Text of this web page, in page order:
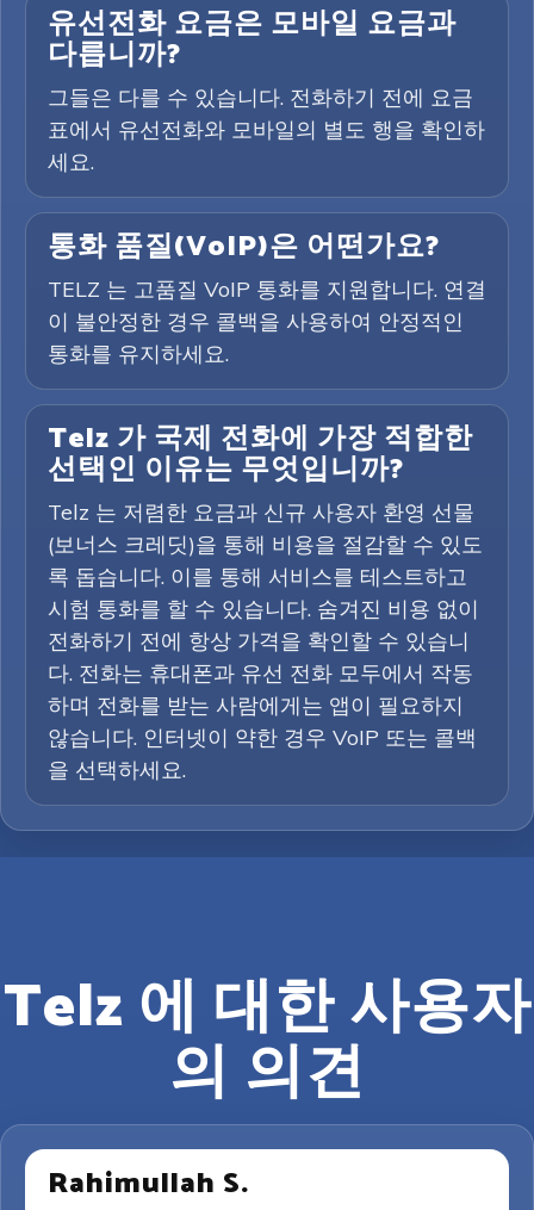
유선전화 요금은 모바일 요금과
다릅니까?
그들은 다를 수 있습니다. 전화하기 전에 요금
표에서 유선전화와 모바일의 별도 행을 확인하
세요.
통화 품질(VoIP)은 어떤가요?
TELZ 는 고품질 VoIP 통화를 지원합니다. 연결
이 불안정한 경우 콜백을 사용하여 안정적인
통화를 유지하세요.
Telz 가 국제 전화에 가장 적합한
선택인 이유는 무엇입니까?
Telz 는 저렴한 요금과 신규 사용자 환영 선물
(보너스 크레딧)을 통해 비용을 절감할 수 있도
록 돕습니다. 이를 통해 서비스를 테스트하고
시험 통화를 할 수 있습니다. 숨겨진 비용 없이
전화하기 전에 항상 가격을 확인할 수 있습니
다. 전화는 휴대폰과 유선 전화 모두에서 작동
하며 전화를 받는 사람에게는 앱이 필요하지
않습니다. 인터넷이 약한 경우 VoIP 또는 콜백
을 선택하세요.
Telz 에 대한 사용자
의 의견
Rahimullah S.